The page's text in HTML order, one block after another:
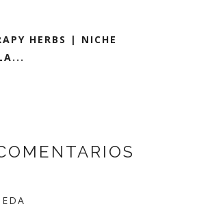
HERBS | NICHE
EDA